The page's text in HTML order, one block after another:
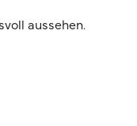
aussehen.